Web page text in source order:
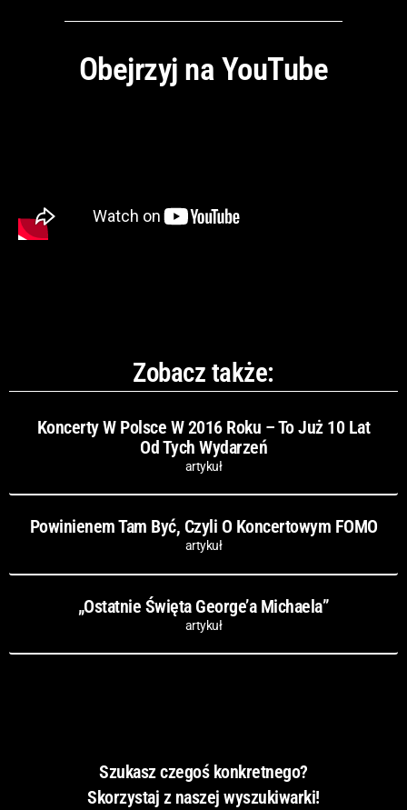
Obejrzyj na YouTube
Zobacz także:
Koncerty W Polsce W 2016 Roku – To Już 10 Lat
Od Tych Wydarzeń
artykuł
Powinienem Tam Być, Czyli O Koncertowym FOMO
artykuł
„Ostatnie Święta George’a Michaela”
artykuł
Szukasz czegoś konkretnego?
Skorzystaj z naszej wyszukiwarki!